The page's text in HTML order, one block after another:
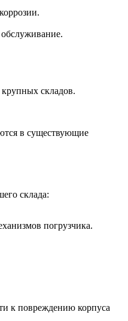
складов.
в существующие
склада:
погрузчика.
к повреждению корпуса